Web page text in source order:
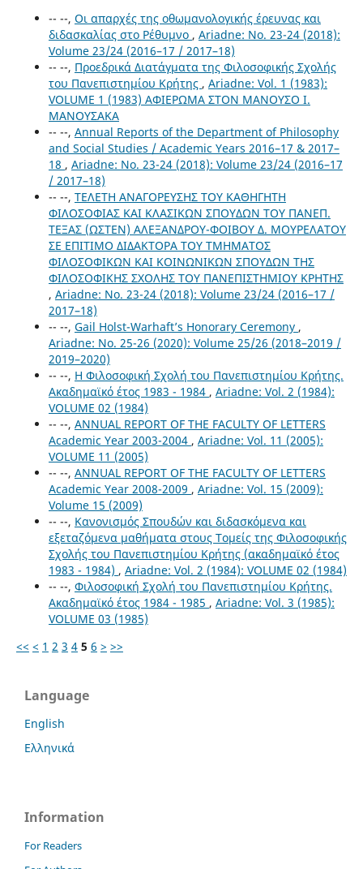
-- --, Οι απαρχές της οθωμανολογικής έρευνας και
διδασκαλίας στο Ρέθυμνο , Ariadne: No. 23-24 (2018):
Volume 23/24 (2016–17 / 2017–18)
-- --, Προεδρικά Διατάγματα της Φιλοσοφικής Σχολής
του Πανεπιστημίου Κρήτης , Ariadne: Vol. 1 (1983):
VOLUME 1 (1983) ΑΦΙΕΡΩΜΑ ΣΤΟΝ ΜΑΝΟΥΣΟ Ι.
ΜΑΝΟΥΣΑΚΑ
-- --, Annual Reports of the Department of Philosophy
and Social Studies / Academic Years 2016–17 & 2017–
18 , Ariadne: No. 23-24 (2018): Volume 23/24 (2016–17
/ 2017–18)
-- --, ΤΕΛΕΤΗ ΑΝΑΓΟΡΕΥΣΗΣ ΤΟΥ ΚΑΘΗΓΗΤΗ
ΦΙΛΟΣΟΦΙΑΣ ΚΑΙ ΚΛΑΣΙΚΩΝ ΣΠΟΥΔΩΝ ΤΟΥ ΠΑΝΕΠ.
ΤΕΞΑΣ (ΩΣΤΕΝ) ΑΛΕΞΑΝΔΡΟΥ-ΦΟΙΒΟΥ Δ. ΜΟΥΡΕΛΑΤΟΥ
ΣΕ ΕΠΙΤΙΜΟ ΔΙΔΑΚΤΟΡΑ ΤΟΥ ΤΜΗΜΑΤΟΣ
ΦΙΛΟΣΟΦΙΚΩΝ ΚΑΙ ΚΟΙΝΩΝΙΚΩΝ ΣΠΟΥΔΩΝ ΤΗΣ
ΦΙΛΟΣΟΦΙΚΗΣ ΣΧΟΛΗΣ ΤΟΥ ΠΑΝΕΠΙΣΤΗΜΙΟΥ ΚΡΗΤΗΣ
, Ariadne: No. 23-24 (2018): Volume 23/24 (2016–17 /
2017–18)
-- --, Gail Holst-Warhaft’s Honorary Ceremony ,
Ariadne: No. 25-26 (2020): Volume 25/26 (2018–2019 /
2019–2020)
-- --, Η Φιλοσοφική Σχολή του Πανεπιστημίου Κρήτης.
Ακαδημαϊκό έτος 1983 - 1984 , Ariadne: Vol. 2 (1984):
VOLUME 02 (1984)
-- --, ANNUAL REPORT OF THE FACULTY OF LETTERS
Academic Year 2003-2004 , Ariadne: Vol. 11 (2005):
VOLUME 11 (2005)
-- --, ANNUAL REPORT OF ΤΗΕ FACULTY OF LETTERS
Academic Year 2008-2009 , Ariadne: Vol. 15 (2009):
Volume 15 (2009)
-- --, Κανονισμός Σπουδών και διδασκόμενα και
εξεταζόμενα μαθήματα στους Τομείς της Φιλοσοφικής
Σχολής του Πανεπιστημίου Κρήτης (ακαδημαϊκό έτος
1983 - 1984) , Ariadne: Vol. 2 (1984): VOLUME 02 (1984)
-- --, Φιλοσοφική Σχολή του Πανεπιστημίου Κρήτης.
Ακαδημαϊκό έτος 1984 - 1985 , Ariadne: Vol. 3 (1985):
VOLUME 03 (1985)
<< < 1 2 3 4 5 6 > >>
Language
English
Ελληνικά
Information
For Readers